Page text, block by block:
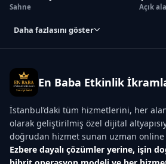
Sahne Açık
Daha fazlasını göster
En Baba Etkinlik
İstanbul’daki tüm hizmetlerini, her
olarak geliştirilmiş özel dijital
doğrudan hizmet sunan uzman
Ezbere dayalı çözümler yerine, işin